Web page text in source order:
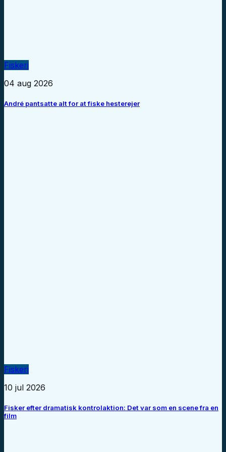
Fiskeri
04 aug 2026
André pantsatte alt for at fiske hesterejer
Fiskeri
10 jul 2026
Fisker efter dramatisk kontrolaktion: Det var som en scene fra en
film